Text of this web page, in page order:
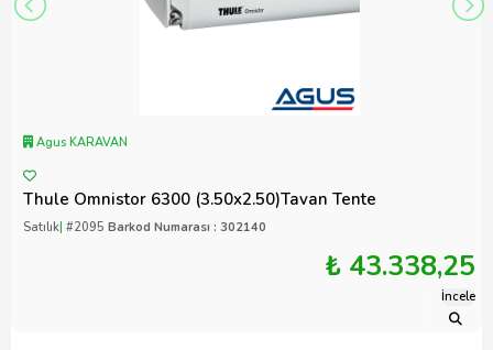
Agus KARAVAN
Thule Omnistor 6300 (3.50x2.50)Tavan Tente
Satılık| #2095 Barkod Numarası : 302140
₺ 43.338,25
İncele